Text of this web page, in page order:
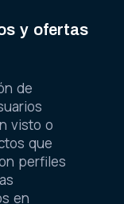
y ofertas
de
visto o
que
perfiles
en